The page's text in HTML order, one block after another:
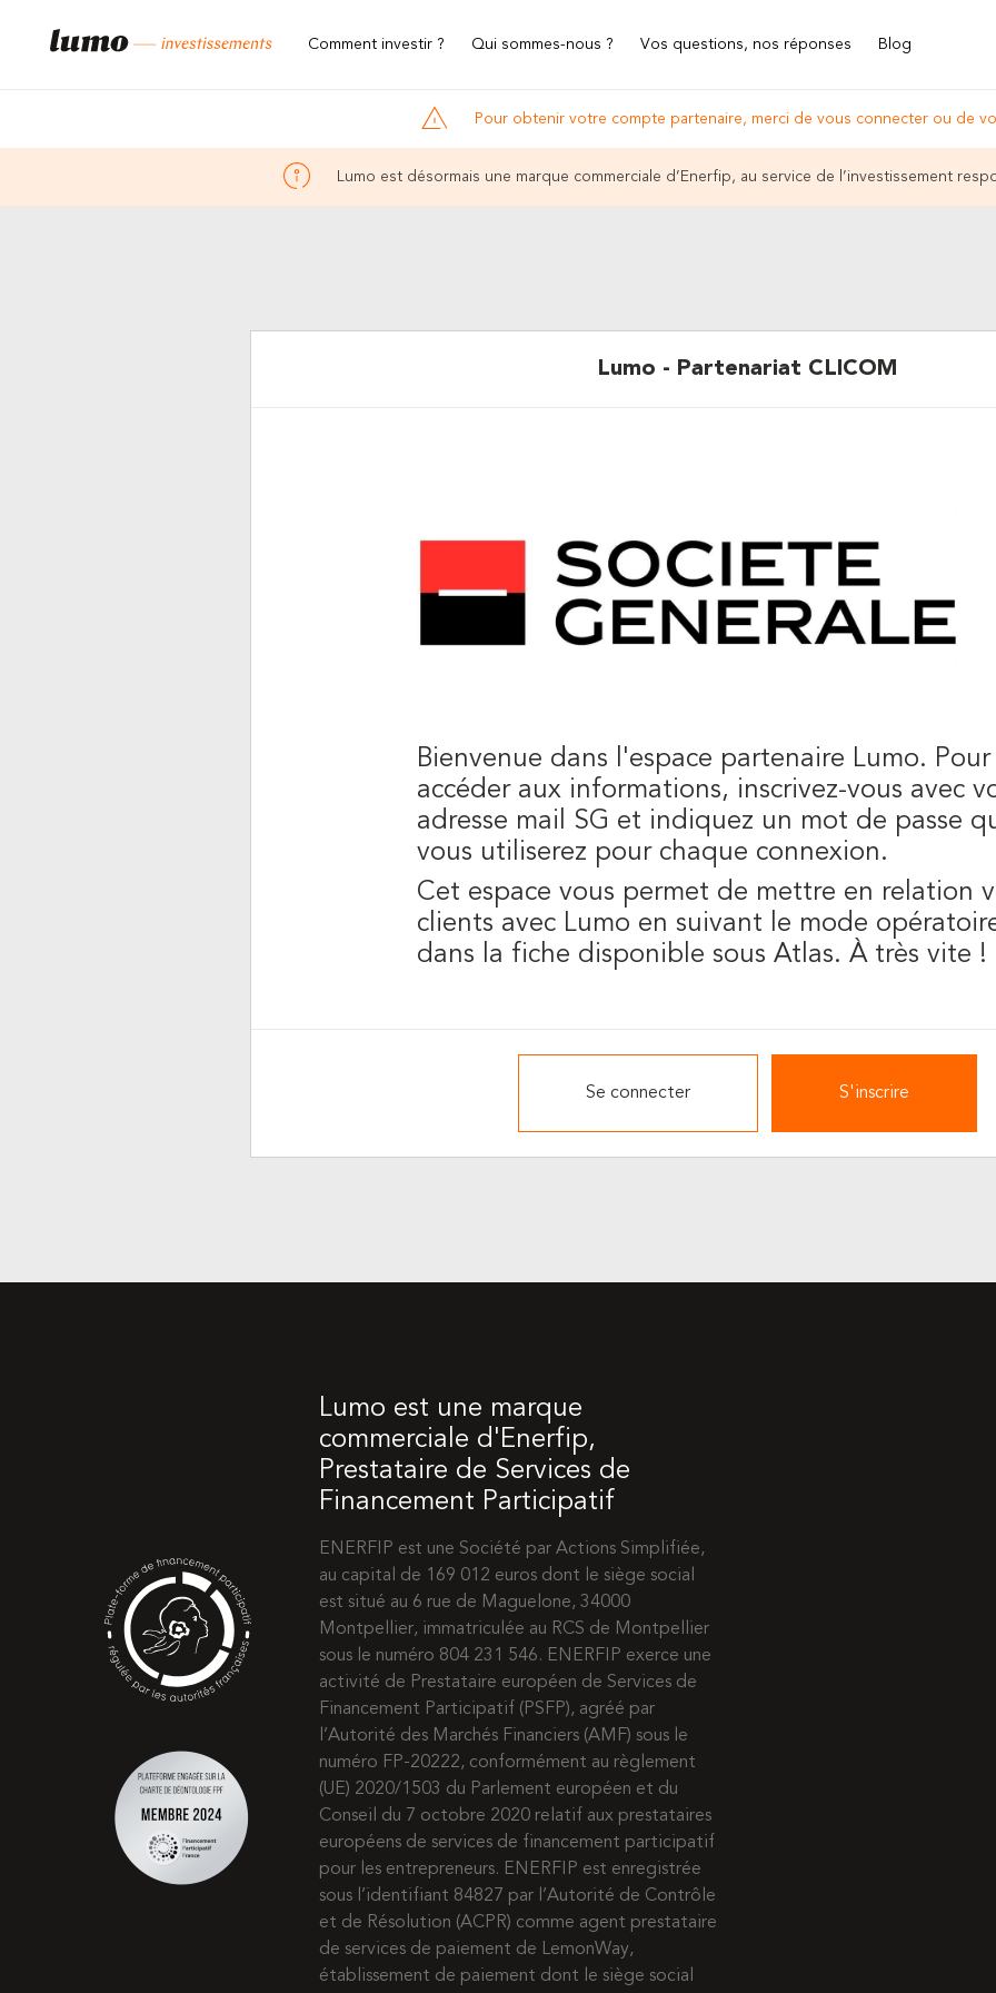
Comment investir ? Qui sommes-nous ? Vos questions, nos réponses Blog
Pour obtenir votre compte partenaire, merci de vous connecter ou de
Lumo est désormais une marque commerciale d’Enerfip, au service de l’investissement
Lumo - Partenariat CLICOM
Bienvenue dans l'espace partenaire Lumo. Pour
accéder aux informations, inscrivez-vous avec
adresse mail SG et indiquez un mot de passe
vous utiliserez pour chaque connexion.
Cet espace vous permet de mettre en relation
clients avec Lumo en suivant le mode
dans la fiche disponible sous Atlas. À très vite !
Se connecter S'inscrire
Lumo est une marque
commerciale d'Enerfip,
Prestataire de Services de
Financement Participatif
ENERFIP est une Société par Actions Simplifiée,
au capital de 169 012 euros dont le siège social
est situé au 6 rue de Maguelone, 34000
Montpellier, immatriculée au RCS de Montpellier
sous le numéro 804 231 546. ENERFIP exerce une
activité de Prestataire européen de Services de
Financement Participatif (PSFP), agréé par
l’Autorité des Marchés Financiers (AMF) sous le
numéro FP-20222, conformément au règlement
(UE) 2020/1503 du Parlement européen et du
Conseil du 7 octobre 2020 relatif aux prestataires
européens de services de financement participatif
pour les entrepreneurs. ENERFIP est enregistrée
sous l’identifiant 84827 par l’Autorité de Contrôle
et de Résolution (ACPR) comme agent prestataire
de services de paiement de LemonWay,
établissement de paiement dont le siège social